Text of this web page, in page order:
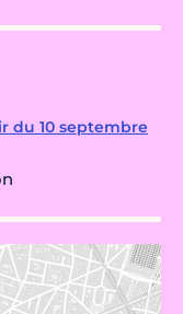
du 10 septembre